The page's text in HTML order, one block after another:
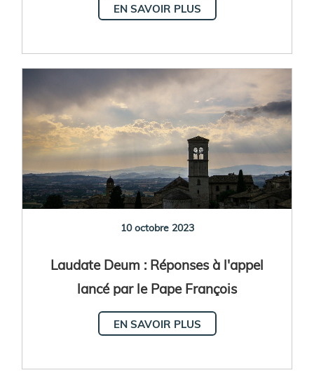
EN SAVOIR PLUS
10 octobre 2023
Laudate Deum : Réponses à l'appel
lancé par le Pape François
EN SAVOIR PLUS